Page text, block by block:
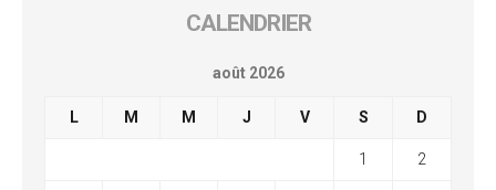
CALENDRIER
août 2026
L M M J V S D
1 2